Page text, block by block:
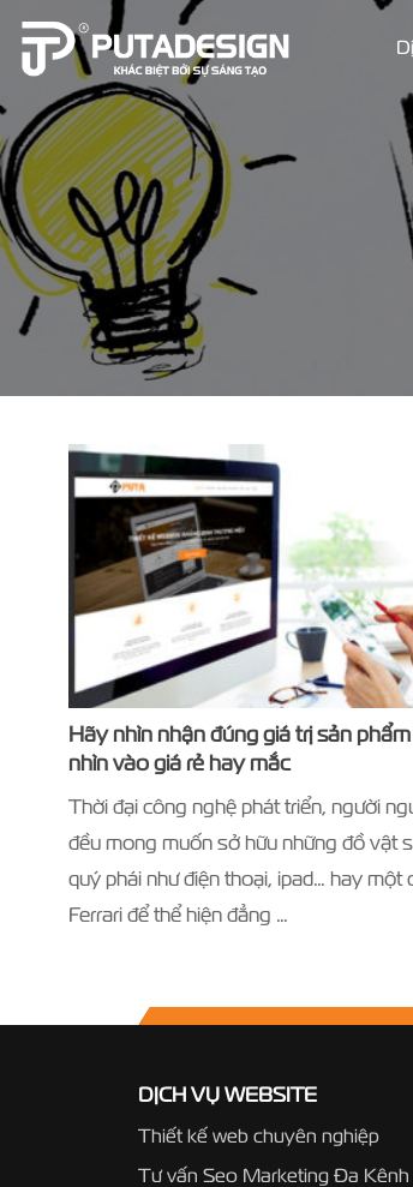
Hãy nhìn nhận đúng giá trị sản
nhìn vào giá rẻ hay mắc
Thời đại công nghệ phát triển, người
đều mong muốn sở hữu những đồ vật
quý phái như điện thoại, ipad… hay một
Ferrari để thể hiện đẳng …
DỊCH VỤ WEBSITE
Thiết kế web chuyên nghiệp
Tư vấn Seo Marketing Đa Kênh